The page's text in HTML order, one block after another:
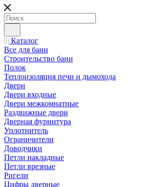
Каталог
Все для бани
Строительство бани
Полок
Теплоизоляция печи и дымохода
Двери
Двери входные
Двери межкомнатные
Раздвижные двери
Дверная фурнитура
Уплотнитель
Ограничители
Доводчики
Петли накладные
Петли врезные
Ригели
Цифры дверные